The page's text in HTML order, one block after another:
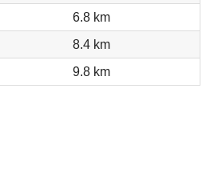
6.8 km
8.4 km
9.8 km